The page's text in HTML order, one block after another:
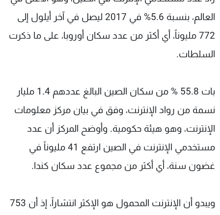
العالم، بنسبة 5.6% في 2017 ليصل في آخر أيلول إلى
772 مليوناً، أي أكثر من عدد سكان أوروبا، على ما ذكرت
السلطات.
بات 55.8 % من سكان الصين البالغ عددهم 1.4 مليار
نسمة من رواد الإنترنت، وفق في بيان مركز معلومات
الإنترنت، وهو هيئة حكومية. وأوضح المركز أن عدد
مستخدمي الإنترنت في الصين ارتفع 41 مليوناً في
غضون سنة، أي أكثر من مجموع عدد سكان كندا.
ويبدو أن الإنترنت المحمول هو الإكثر انتشاراً، إذ أن 753
شاهد البرامج
الترددات
عن MTV
سياسة الخصوصية